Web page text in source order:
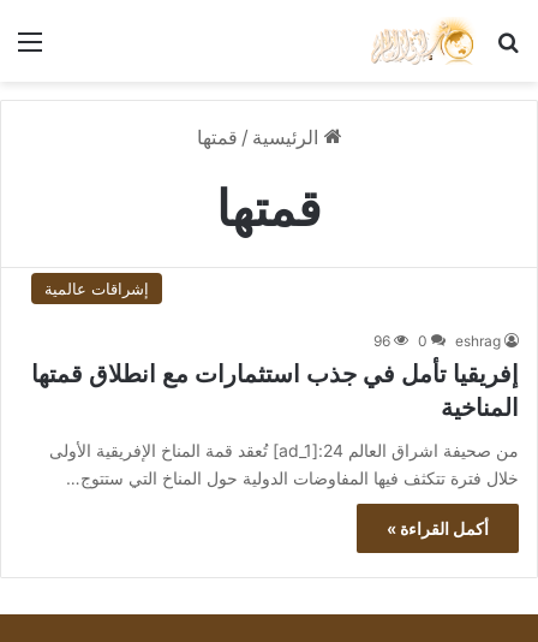
بحث عن
الرئيسية / قمتها
قمتها
إشراقات عالمية
eshrag
0
96
إفريقيا تأمل في جذب استثمارات مع انطلاق قمتها
المناخية
من صحيفة اشراق العالم 24:[ad_1] تُعقد قمة المناخ الإفريقية الأولى
خلال فترة تتكثف فيها المفاوضات الدولية حول المناخ التي ستتوج…
أكمل القراءة »